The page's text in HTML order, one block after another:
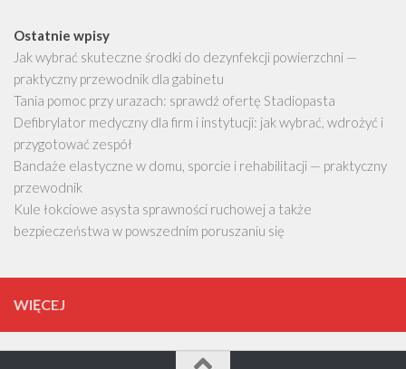
Ostatnie wpisy
Jak wybrać skuteczne środki do dezynfekcji powierzchni —
praktyczny przewodnik dla gabinetu
Tania pomoc przy urazach: sprawdź ofertę Stadiopasta
Defibrylator medyczny dla firm i instytucji: jak wybrać, wdrożyć i
przygotować zespół
Bandaże elastyczne w domu, sporcie i rehabilitacji — praktyczny
przewodnik
Kule łokciowe asysta sprawności ruchowej a także
bezpieczeństwa w powszednim poruszaniu się
WIĘCEJ